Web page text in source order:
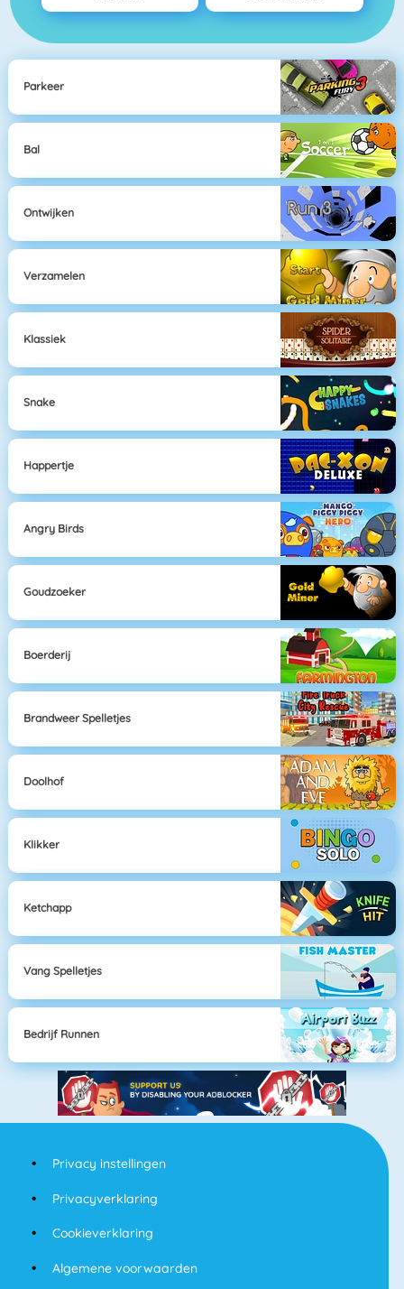
Parkeer
Bal
Ontwijken
Verzamelen
Klassiek
Snake
Happertje
Angry Birds
Goudzoeker
Boerderij
Brandweer Spelletjes
Doolhof
Klikker
Ketchapp
Vang Spelletjes
Bedrijf Runnen
Privacy instellingen
Privacyverklaring
Cookieverklaring
Algemene voorwaarden